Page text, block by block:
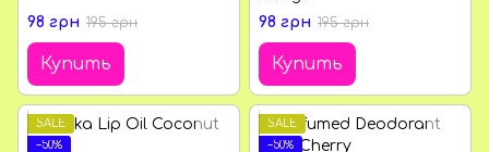
98 грн 195 грн
Купить
98 грн 195 грн
Купить
SALE
−50%
SALE
−50%